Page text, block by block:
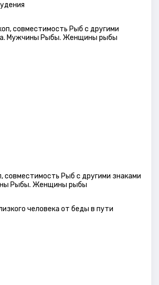
совместимость Рыб с другими знаками
Рыбы. Женщины рыбы